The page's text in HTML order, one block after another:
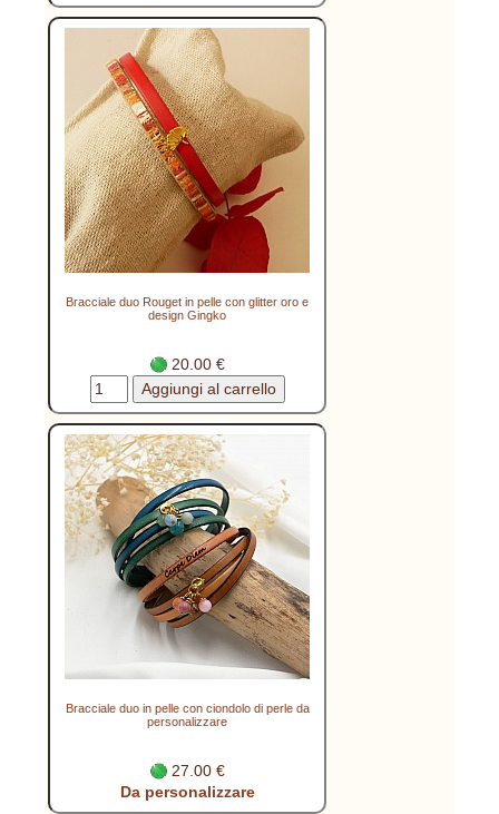
Bracciale duo Rouget in pelle con glitter oro e
design Gingko
20.00 €
Bracciale duo in pelle con ciondolo di perle da
personalizzare
27.00 €
Da personalizzare